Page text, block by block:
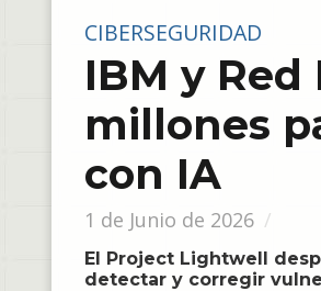
CIBERSEGURIDAD
IBM y
millones
con IA
1 de Junio de 2026
El Project Lightwell
detectar y corregir